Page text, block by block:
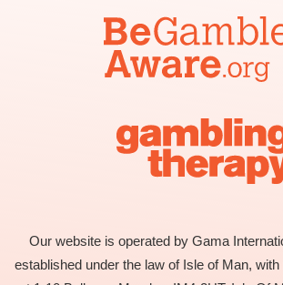
Our website is operated by Gama
established under the law of Isle of Man,